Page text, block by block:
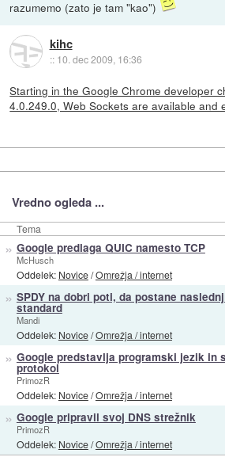
razumemo (zato je tam "kao")
kihc
:: 10. dec 2009, 16:36
Starting in the Google Chrome developer
4.0.249.0, Web Sockets are available and
Vredno ogleda ...
Tema
» Google predlaga QUIC namesto TCP
McHusch
Oddelek: Novice/Omrežja / internet
» SPDY na dobri poti, da postane
standard
Mandi
Oddelek: Novice/Omrežja / internet
» Google predstavlja programski jezik in
protokol
PrimozR
Oddelek: Novice/Omrežja / internet
» Google pripravil svoj DNS strežnik
PrimozR
Oddelek: Novice/Omrežja / internet